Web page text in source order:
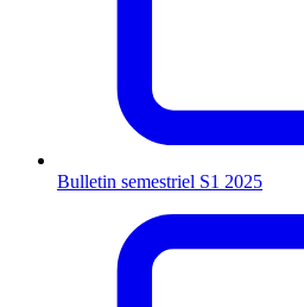
Bulletin semestriel S1 2025